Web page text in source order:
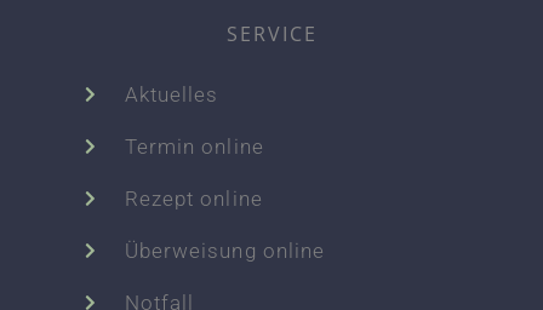
SERVICE
Aktuelles
Termin online
Rezept online
Überweisung online
Notfall